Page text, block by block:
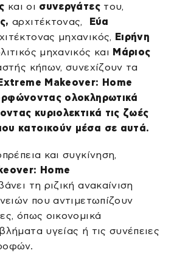
και οι συνεργάτεςτου,
αρχιτέκτονας,
Εύα
μηχανικός, Ειρήνη
μηχανικός και Μάριος
κήπων, συνεχίζουν τα
Makeover: Home
ολοκληρωτικά
κυριολεκτικά τις ζωές
κατοικούν μέσα σε αυτά.
και συγκίνηση,
Home
τη ριζική ανακαίνιση
που αντιμετωπίζουν
όπως οικονομικά
υγείας ή τις συνέπειες